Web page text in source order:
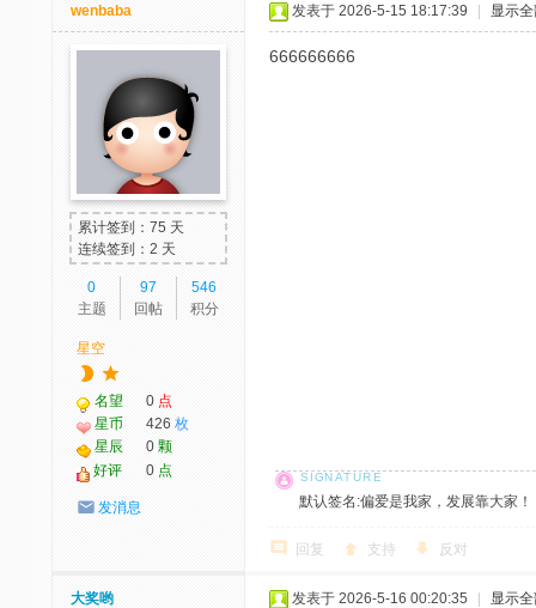
wenbaba
累计签到：75 天
连续签到：2 天
0
主题
97
回帖
546
积分
星空
名望 0 点
星币
426 枚
星辰
0 颗
好评
0 点
发消息
发表于 2026-5-15 18:17:39 显示
666666666
默认签名:偏爱是我家，发展靠大家
回复 支持 反对
大奖哟 发表于 2026-5-16 00:20:35 显示